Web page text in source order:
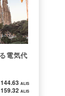
電気代
144.63 ALIS
159.32 ALIS